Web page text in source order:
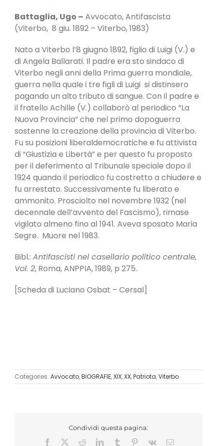
Battaglia, Ugo – Avvocato, Antifascista
(Viterbo, 8 giu. 1892 – Viterbo, 1983)
Nato a Viterbo l’8 giugno 1892, figlio di Luigi (V.) e
di Angela Ballarati. Il padre era sto sindaco di
Viterbo negli anni della Prima guerra mondiale,
guerra nella quale i tre figli di Luigi si distinsero
pagando un alto tributo di sangue. Con il padre e
il fratello Achille (V.) collaborò al periodico “La
Nuova Provincia” che nel primo dopoguerra
sostenne la creazione della provincia di Viterbo.
Fu su posizioni liberaldemocratiche e fu attivista
di “Giustizia e Libertà” e per questo fu proposto
per il deferimento al Tribunale speciale dopo il
1924 quando il periodico fu costretto a chiudere e
fu arrestato. Successivamente fu liberato e
ammonito. Prosciolto nel novembre 1932 (nel
decennale dell’avvento del Fascismo), rimase
vigilato almeno fino al 1941. Aveva sposato Maria
Segre. Muore nel 1983.
Bibl.: Antifascisti nel casellario politico centrale,
Vol. 2, Roma, ANPPIA, 1989, p 275.
[Scheda di Luciano Osbat – Cersal]
Categories: Avvocato,BIOGRAFIE,XIX,XX,Patriota,Viterbo
Condividi questa pagina:
Facebook
RedditLinkedInTumblr Pinterest
Vk Email